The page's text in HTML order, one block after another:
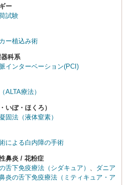
ー
試験
ー植込み術
科系
インターベーション(PCI)
ALTA療法）
いぼ・ほくろ）
固法（液体窒素）
による白内障の手術
鼻炎 / 花粉症
舌下免疫療法（シダキュア）
ダニア
炎の舌下免疫療法（ミティキュア・ア